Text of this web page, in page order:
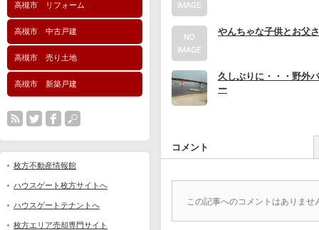
高槻市 リフォーム
高槻市 中古戸建
高槻市 売り土地
高槻市 新築戸建
枚方不動産情報館
ハウスゲート枚方サイトへ
ハウスゲートテナントへ
枚方エリア売却専門サイト
やんちゃな子供とお父
久しぶりに・・・野外
ー
コメント
この記事へのコメントはありませ